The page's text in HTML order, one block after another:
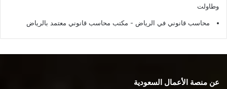
وطاولت
محاسب قانوني في الرياض - مكتب محاسب قانوني معتمد بالرياض
عن منصة الأعمال السعودية